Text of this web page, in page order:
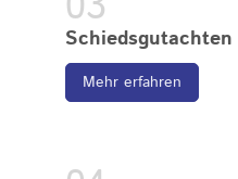
Schiedsgutachten
Mehr erfahren